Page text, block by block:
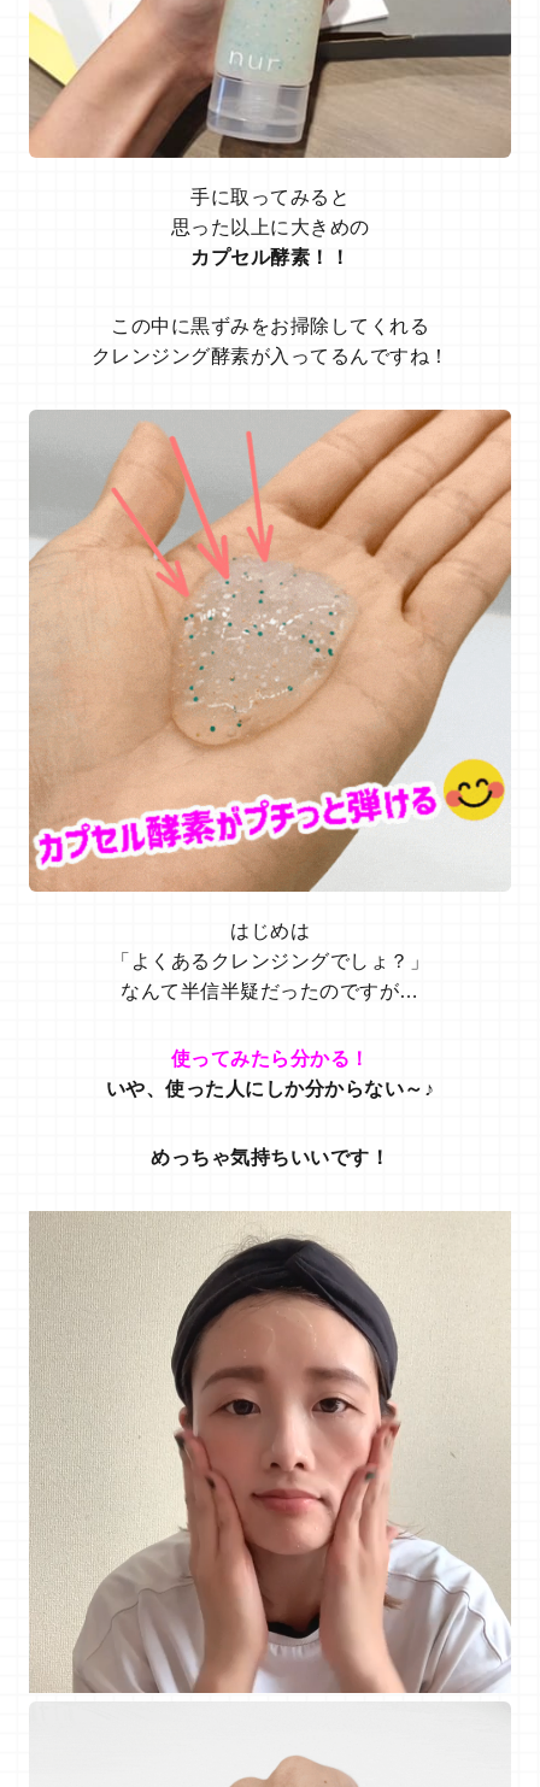
手に取ってみると
思った以上に大きめの
カプセル酵素！！
この中に黒ずみをお掃除してくれる
クレンジング酵素が入ってるんですね！
はじめは
「よくあるクレンジングでしょ？」
なんて半信半疑だったのですが…
使ってみたら分かる！
いや、使った人にしか分からない～♪
めっちゃ気持ちいいです！